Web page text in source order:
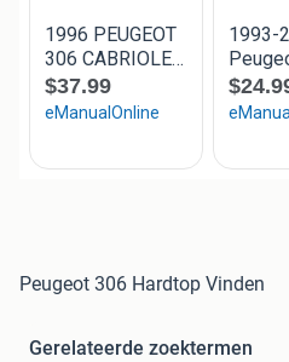
Peugeot 306 Hardtop Vinden
Gerelateerde zoektermen